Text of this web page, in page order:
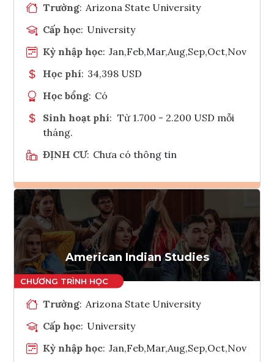
Trường: Arizona State University
Cấp học: University
Kỳ nhập học: Jan,Feb,Mar,Aug,Sep,Oct,Nov
Học phí: 34,398 USD
Học bổng: Có
Sinh hoạt phí: Từ 1.700 - 2.200 USD mỗi
tháng.
ĐỊNH CƯ: Chưa có thông tin
Ghi danh
Tham vấn Interlink
American Indian Studies
Trường: Arizona State University
Cấp học: University
Kỳ nhập học: Jan,Feb,Mar,Aug,Sep,Oct,Nov